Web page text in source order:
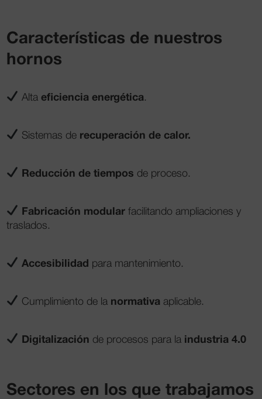
Características de nuestros
hornos
Alta eficiencia energética.
Sistemas de recuperación de calor.
Reducción de tiempos de proceso.
Fabricación modularfacilitando ampliaciones y
traslados.
Accesibilidad para mantenimiento.
Cumplimiento de la normativa aplicable.
Digitalización de procesos para la industria 4.0
Sectores en los que trabajamos